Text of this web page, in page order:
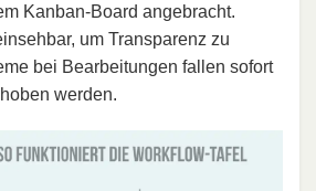
Kanban-Board angebracht.
um Transparenz zu
bei Bearbeitungen fallen sofort
werden.